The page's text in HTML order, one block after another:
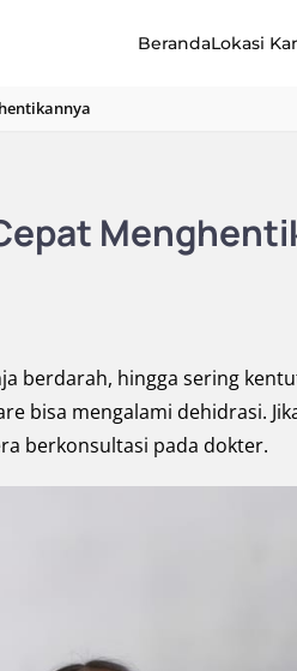
BerandaLokasi
berdarah, hingga sering
bisa mengalami dehidrasi.
berkonsultasi pada dokter.